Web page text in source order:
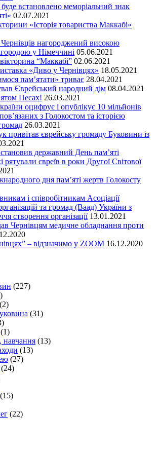
встановлено меморіальний знак
02.07.2021
«Історія товариства Маккабі»
нагороджений високою
у Німеччині 05.06.2021
“Маккабі” 02.06.2021
«Диво у Чернівцях» 18.05.2021
пам’ятати» триває 28.04.2021
Єврейський народний дім 08.04.2021
Песах! 26.03.2021
оцифрує і опублікує 10 мільйонів
з Голокостом та історією
26.03.2021
привітав єврейську громаду Буковини із
державний День пам’яті
рятували євреїв в роки Другої Світової
дня пам’яті жертв Голокосту
і співробітникам Асоціації
та громад (Ваад) України з
створення організації 13.01.2021
Чернівцям медичне обладнання проти
– відзначимо у ZOOM 16.12.2020
(227)
(2)
(31)
(1)
навчання (13)
(13)
(27)
(24)
(15)
(22)